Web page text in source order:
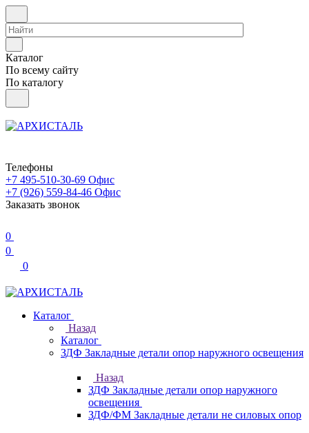
Каталог
По всему сайту
По каталогу
Телефоны
+7 495-510-30-69 Офис
+7 (926) 559-84-46 Офис
Заказать звонок
0
0
0
Каталог
Назад
Каталог
ЗДФ Закладные детали опор наружного освещения
Назад
ЗДФ Закладные детали опор наружного
освещения
ЗДФ/ФМ Закладные детали не силовых опор